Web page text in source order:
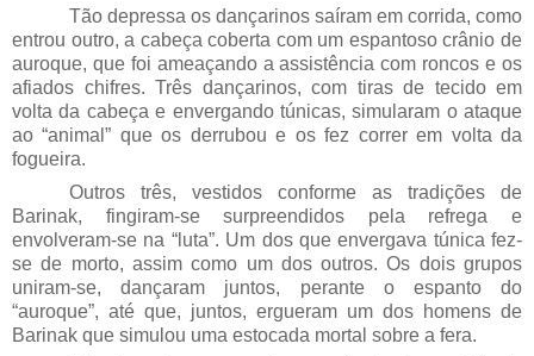
Tão depressa os dançarinos saíram em corrida, como
entrou outro, a cabeça coberta com um espantoso crânio de
auroque, que foi ameaçando a assistência com roncos e os
afiados chifres. Três dançarinos, com tiras de tecido em
volta da cabeça e envergando túnicas, simularam o ataque
ao “animal” que os derrubou e os fez correr em volta da
fogueira.
Outros três, vestidos conforme as tradições de
Barinak, fingiram-se surpreendidos pela refrega e
envolveram-se na “luta”. Um dos que envergava túnica fez-
se de morto, assim como um dos outros. Os dois grupos
uniram-se, dançaram juntos, perante o espanto do
“auroque”, até que, juntos, ergueram um dos homens de
Barinak que simulou uma estocada mortal sobre a fera.